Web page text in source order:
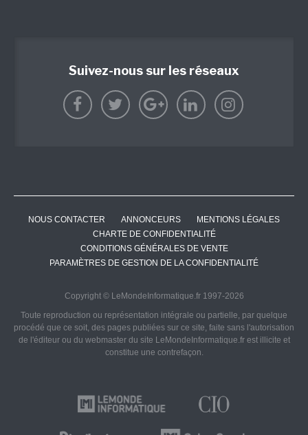
Suivez-nous sur les réseaux
NOUS CONTACTER ANNONCEURS
MENTIONS LÉGALES
CHARTE DE CONFIDENTIALITÉ
CONDITIONS GÉNÉRALES DE VENTE
PARAMÈTRES DE GESTION DE LA CONFIDENTIALITÉ
Copyright © LeMondeInformatique.fr 1997-2026
Toute reproduction ou représentation intégrale ou partielle, par quelque
procédé que ce soit, des pages publiées sur ce site, faite sans l'autorisation
de l'éditeur ou du webmaster du site LeMondeInformatique.fr est illicite et
constitue une contrefaçon.